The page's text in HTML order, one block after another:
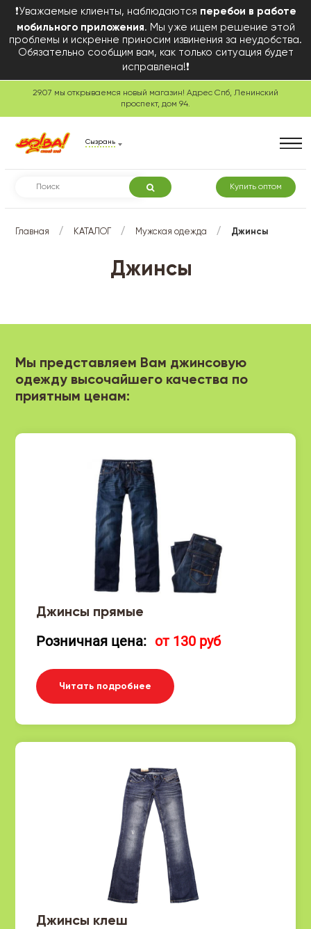
❗Уважаемые клиенты, наблюдаются перебои в работе
мобильного приложения. Мы уже ищем решение этой
проблемы и искренне приносим извинения за неудобства.
Обязательно сообщим вам, как только ситуация будет
исправлена!❗
29.07 мы открываемся новый магазин! Адрес Спб, Ленинский
проспект, дом 94.
Сызрань
Купить оптом
Главная / КАТАЛОГ / Мужская одежда / Джинсы
Джинсы
Мы представляем Вам джинсовую
одежду высочайшего качества по
приятным ценам:
Джинсы прямые
Розничная цена: от 130 руб
Читать подробнее
Джинсы клеш